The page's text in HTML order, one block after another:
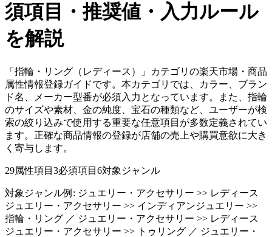
須項目・推奨値・入力ルール
を解説
「指輪・リング（レディース）」カテゴリの楽天市場・商品
属性情報登録ガイドです。本カテゴリでは、カラー、ブラン
ド名、メーカー型番が必須入力となっています。また、指輪
のサイズや素材、金の純度、宝石の種類など、ユーザーが検
索の絞り込みで使用する重要な任意項目が多数定義されてい
ます。正確な商品情報の登録が店舗の売上や購買意欲に大き
く寄与します。
29属性項目 3必須項目 6対象ジャンル
対象ジャンル例: ジュエリー・アクセサリー >> レディース
ジュエリー・アクセサリー >> インディアンジュエリー >>
指輪・リング ／ ジュエリー・アクセサリー >> レディース
ジュエリー・アクセサリー >> トゥリング ／ ジュエリー・